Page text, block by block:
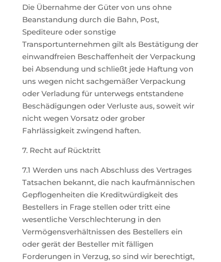
Die Übernahme der Güter von uns ohne
Beanstandung durch die Bahn, Post,
Spediteure oder sonstige
Transportunternehmen gilt als Bestätigung der
einwandfreien Beschaffenheit der Verpackung
bei Absendung und schließt jede Haftung von
uns wegen nicht sachgemäßer Verpackung
oder Verladung für unterwegs entstandene
Beschädigungen oder Verluste aus, soweit wir
nicht wegen Vorsatz oder grober
Fahrlässigkeit zwingend haften.
7. Recht auf Rücktritt
7.1 Werden uns nach Abschluss des Vertrages
Tatsachen bekannt, die nach kaufmännischen
Gepflogenheiten die Kreditwürdigkeit des
Bestellers in Frage stellen oder tritt eine
wesentliche Verschlechterung in den
Vermögensverhältnissen des Bestellers ein
oder gerät der Besteller mit fälligen
Forderungen in Verzug, so sind wir berechtigt,